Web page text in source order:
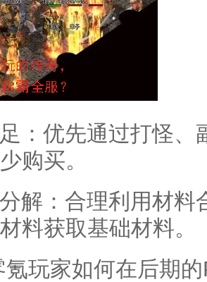
：优先通过打怪
购买。
解：合理利用材料
料获取基础材料。
氪玩家如何在后期